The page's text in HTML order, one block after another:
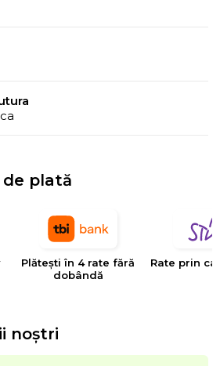
produselor poate să difere în
prezentare.
Celsius;
de plată
Plătești în 4 rate fără
dobândă
Rate prin
noștri